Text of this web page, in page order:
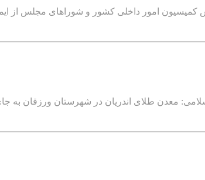
کمیسیون امور داخلی کشور و شوراهای مجلس از